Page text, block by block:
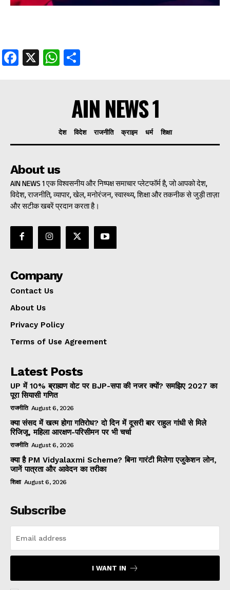
Facebook
X WhatsApp
AIN NEWS 1
देश विदेश राजनीति क्राइम धर्म शिक्षा
About us
AIN NEWS 1 एक विश्वसनीय और निष्पक्ष समाचार प्लेटफॉर्म है, जो आपको देश,
विदेश, राजनीति, व्यापार, खेल, मनोरंजन, स्वास्थ्य, शिक्षा और तकनीक से जुड़ी ताज़ा
और सटीक खबरें प्रदान करता है।
Company
Contact Us
About Us
Privacy Policy
Terms of Use Agreement
Latest Posts
UP में 10% ब्राह्मण वोट पर BJP-सपा की नजर क्यों? समझिए 2027 का
पूरा सियासी गणित
राजनीति August 6, 2026
क्या संसद में खत्म होगा गतिरोध? दो दिन में दूसरी बार राहुल गांधी से मिले
रिजिजू, महिला आरक्षण-परिसीमन पर भी चर्चा
राजनीति August 6, 2026
क्या है PM Vidyalaxmi Scheme? बिना गारंटी मिलेगा एजुकेशन लोन,
जानें पात्रता और आवेदन का तरीका
शिक्षा August 6, 2026
Subscribe
I WANT IN